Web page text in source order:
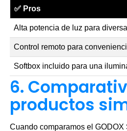
✅ Pros
Alta potencia de luz para
Control remoto para
Softbox incluido para una
6.
productos
Cuando comparamos el GODOX